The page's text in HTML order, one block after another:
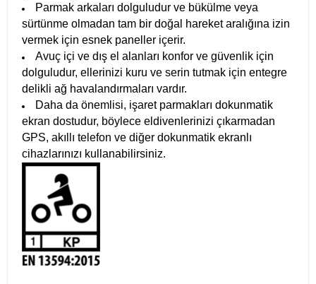
Parmak arkaları dolguludur ve bükülme veya
sürtünme olmadan tam bir doğal hareket aralığına izin
vermek için esnek paneller içerir.
Avuç içi ve dış el alanları konfor ve güvenlik için
dolguludur, ellerinizi kuru ve serin tutmak için entegre
delikli ağ havalandırmaları vardır.
Daha da önemlisi, işaret parmakları dokunmatik
ekran dostudur, böylece eldivenlerinizi çıkarmadan
GPS, akıllı telefon ve diğer dokunmatik ekranlı
cihazlarınızı kullanabilirsiniz.